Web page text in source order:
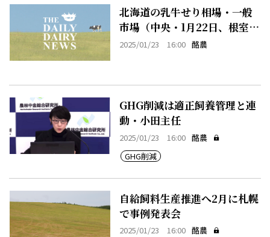
北海道の乳牛せり相場・一般
市場（中央・1月22日、根室・
1月22日）
2025/01/23 16:00 酪農
GHG削減は適正飼養管理と連
動・小田主任
2025/01/23 16:00 酪農
GHG削減
自給飼料生産推進へ2月に札幌
で事例発表会
2025/01/23 16:00 酪農